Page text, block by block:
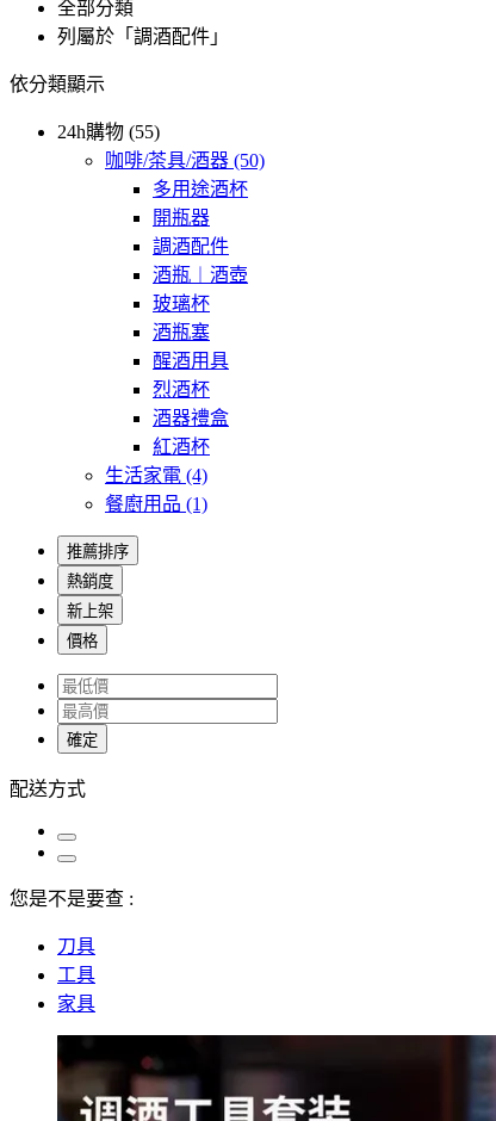
全部分類
列屬於「調酒配件」
依分類顯示
24h購物 (55)
咖啡/茶具/酒器 (50)
多用途酒杯
開瓶器
調酒配件
酒瓶︱酒壺
玻璃杯
酒瓶塞
醒酒用具
烈酒杯
酒器禮盒
紅酒杯
生活家電 (4)
餐廚用品 (1)
推薦排序
熱銷度
新上架
價格
確定
配送方式
您是不是要查 :
刀具
工具
家具